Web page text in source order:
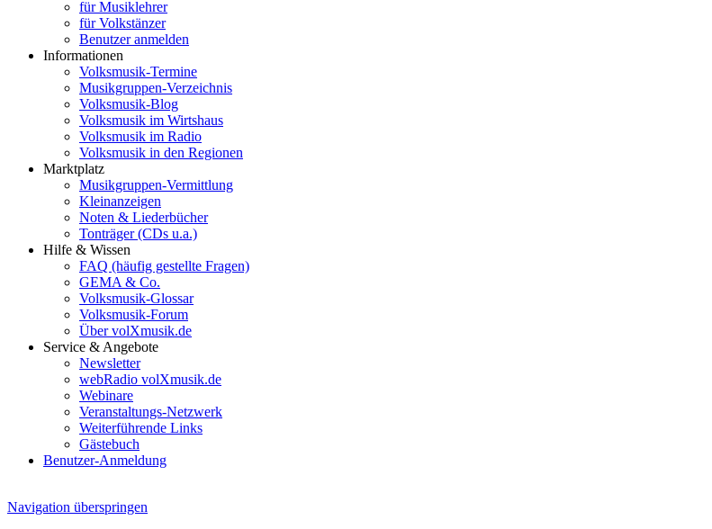
für Musiklehrer
für Volkstänzer
Benutzer anmelden
Informationen
Volksmusik-Termine
Musikgruppen-Verzeichnis
Volksmusik-Blog
Volksmusik im Wirtshaus
Volksmusik im Radio
Volksmusik in den Regionen
Marktplatz
Musikgruppen-Vermittlung
Kleinanzeigen
Noten & Liederbücher
Tonträger (CDs u.a.)
Hilfe & Wissen
FAQ (häufig gestellte Fragen)
GEMA & Co.
Volksmusik-Glossar
Volksmusik-Forum
Über volXmusik.de
Service & Angebote
Newsletter
webRadio volXmusik.de
Webinare
Veranstaltungs-Netzwerk
Weiterführende Links
Gästebuch
Benutzer-Anmeldung
Navigation überspringen